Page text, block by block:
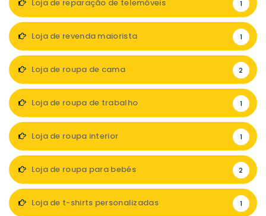
Loja de reparação de telemóveis 1
Loja de revenda maiorista 1
Loja de roupa de cama 2
Loja de roupa de trabalho 1
Loja de roupa interior 1
Loja de roupa para bebés 2
Loja de t-shirts personalizadas 1